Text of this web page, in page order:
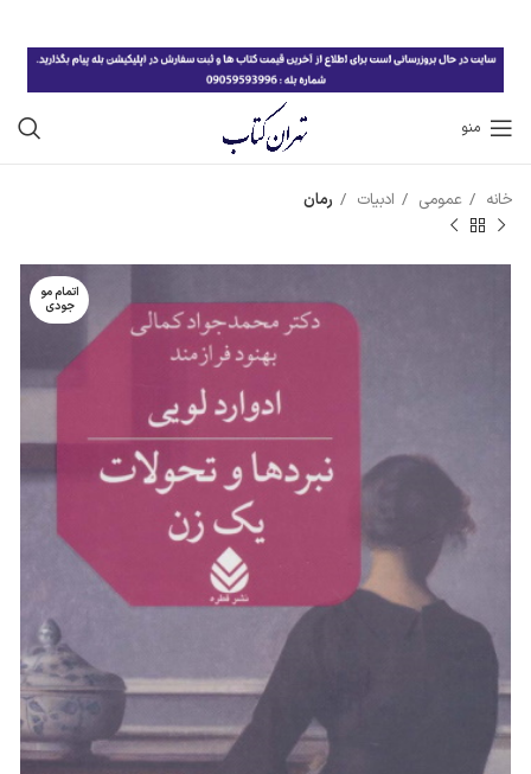
منو
خانه عمومی ادبیات رمان
اتمام مو
جودی